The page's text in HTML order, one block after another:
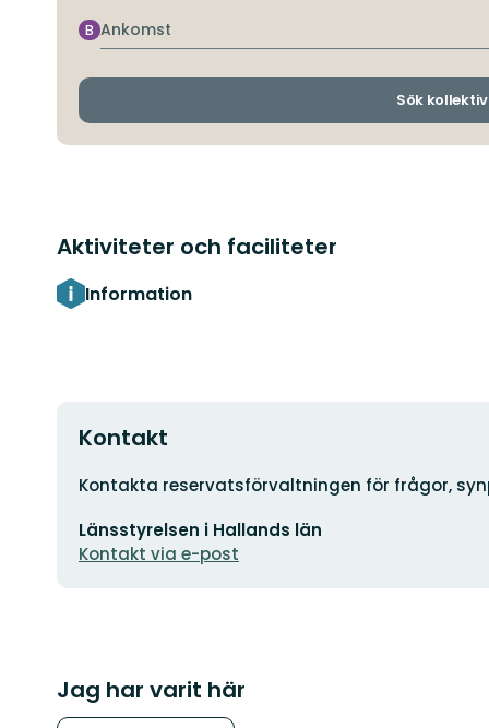
Ankomst
B
Sök
Aktiviteter och faciliteter
Information
Kontakt
Adress
Kontakta reservatsförvaltningen för frågor,
postadress
Länsstyrelsen i Hallands län
Kontakt via e-post
Jag har varit här